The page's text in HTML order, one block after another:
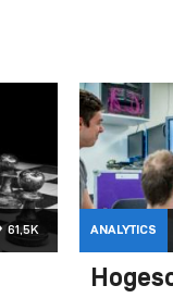
61,5K ANALYTICS